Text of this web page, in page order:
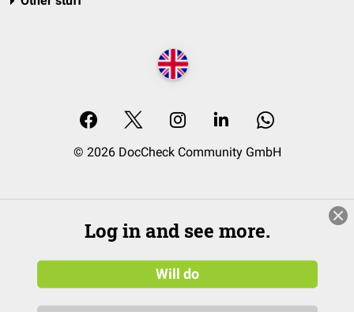
© 2026 DocCheck Community GmbH
Log in and see more.
Will do